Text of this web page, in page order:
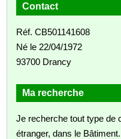
Contact
Réf. CB501141608
Né le 22/04/1972
93700 Drancy
Ma recherche
Je recherche tout type de
étranger, dans le Bâtiment.